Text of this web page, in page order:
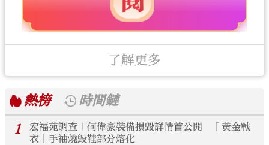
了解更多
熱榜
時間鏈
1
宏福苑調查｜何偉豪裝備損毀詳情首公開 「黃金戰
衣」手袖燒毀鞋部分熔化